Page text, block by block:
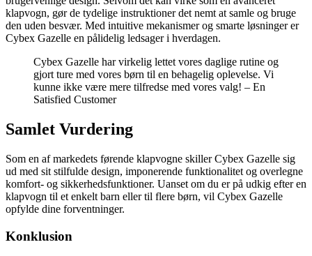
klapvogn, gør de tydelige instruktioner det nemt at samle og bruge
den uden besvær. Med intuitive mekanismer og smarte løsninger er
Cybex Gazelle en pålidelig ledsager i hverdagen.
Cybex Gazelle har virkelig lettet vores daglige rutine og
gjort ture med vores børn til en behagelig oplevelse. Vi
kunne ikke være mere tilfredse med vores valg! – En
Satisfied Customer
Samlet Vurdering
Som en af markedets førende klapvogne skiller Cybex Gazelle sig
ud med sit stilfulde design, imponerende funktionalitet og overlegne
komfort- og sikkerhedsfunktioner. Uanset om du er på udkig efter en
klapvogn til et enkelt barn eller til flere børn, vil Cybex Gazelle
opfylde dine forventninger.
Konklusion